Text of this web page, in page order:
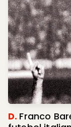
D. Franco